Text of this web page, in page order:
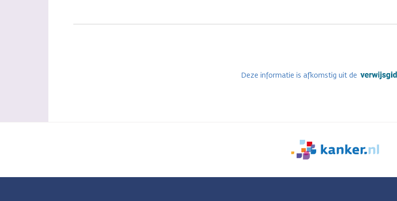
Deze informatie is afkomstig uit de
We
er